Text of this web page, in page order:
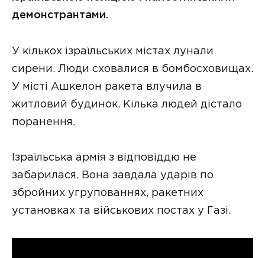
демонстрантами.
У кількох ізраїльських містах лунали
сирени. Люди сховалися в бомбосховищах.
У місті Ашкелон ракета влучила в
житловий будинок. Кілька людей дістало
поранення.
Ізраїльська армія з відповіддю не
забарилася. Вона завдала ударів по
збройних угрупованнях, ракетних
установках та військових постах у Газі.